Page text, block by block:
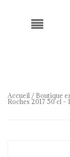
Accueil / Boutique
Roches 2017 50 cl